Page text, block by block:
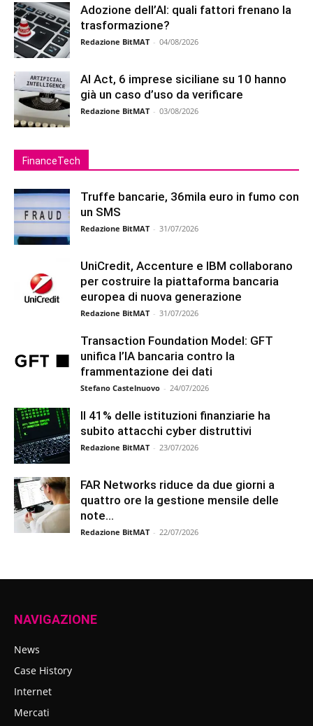
Adozione dell’AI: quali fattori frenano la
trasformazione?
Redazione BitMAT - 04/08/2026
AI Act, 6 imprese siciliane su 10 hanno
già un caso d’uso da verificare
Redazione BitMAT - 03/08/2026
FinanceTech
Truffe bancarie, 36mila euro in fumo con
un SMS
Redazione BitMAT - 31/07/2026
UniCredit, Accenture e IBM collaborano
per costruire la piattaforma bancaria
europea di nuova generazione
Redazione BitMAT - 31/07/2026
Transaction Foundation Model: GFT
unifica l’IA bancaria contro la
frammentazione dei dati
Stefano Castelnuovo - 24/07/2026
Il 41% delle istituzioni finanziarie ha
subito attacchi cyber distruttivi
Redazione BitMAT - 23/07/2026
FAR Networks riduce da due giorni a
quattro ore la gestione mensile delle
note...
Redazione BitMAT - 22/07/2026
NAVIGAZIONE
News
Case History
Internet
Mercati